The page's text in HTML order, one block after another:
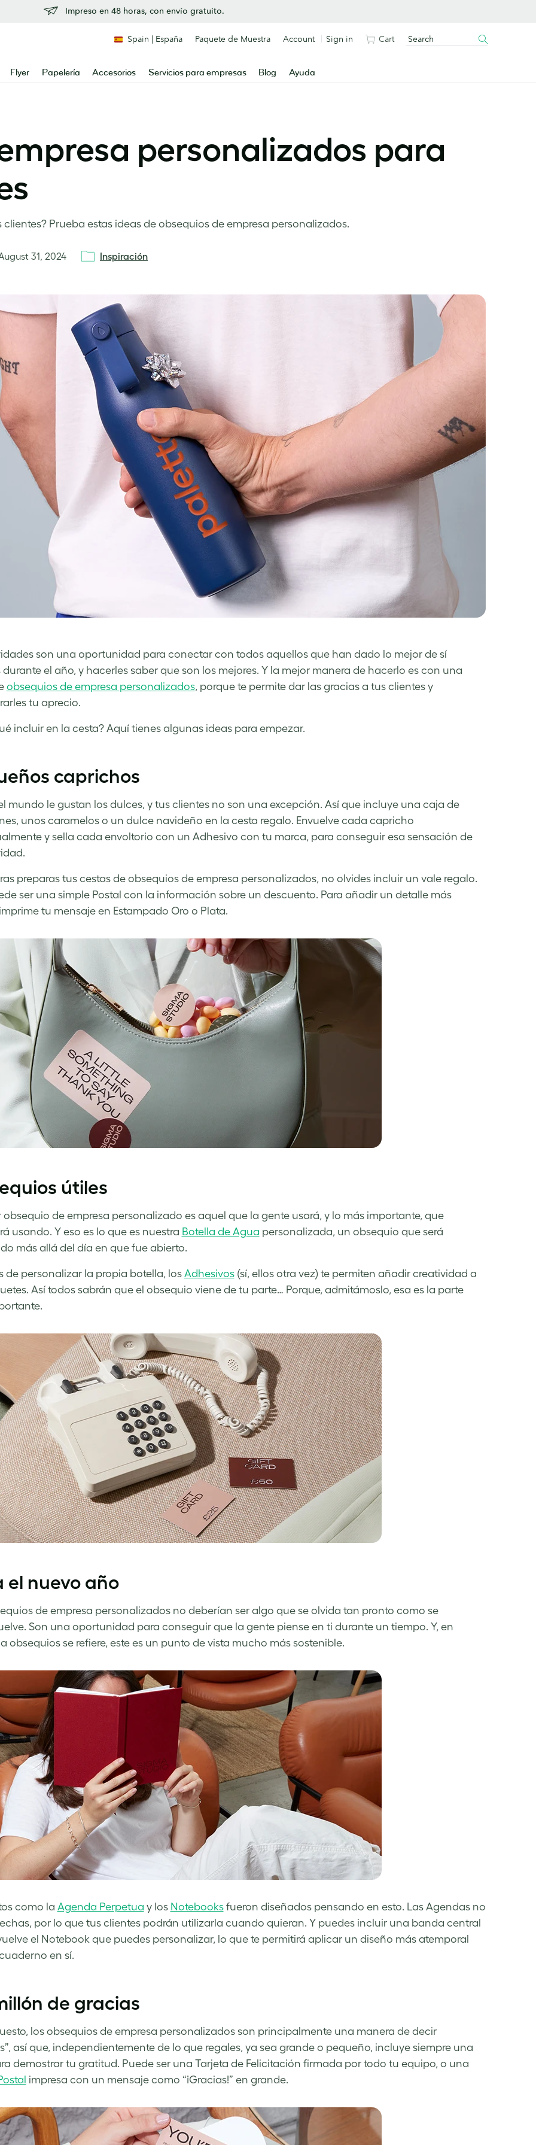
Impreso en 48 horas, con envío gratuito.
Flyer Papelería Accesorios Servicios para empresas Blog Ayuda
Spain | España Paquete de Muestra Account Sign in Cart
personalizados para
Prueba estas ideas de obsequios de empresa personalizados.
31, 2024 Inspiración
son una oportunidad para conectar con todos aquellos que han dado lo mejor de sí
durante el año, y hacerles saber que son los mejores. Y la mejor manera de hacerlo es con una
obsequios de empresa personalizados, porque te permite dar las gracias a tus clientes y
tu aprecio.
incluir en la cesta? Aquí tienes algunas ideas para empezar.
caprichos
mundo le gustan los dulces, y tus clientes no son una excepción. Así que incluye una caja de
unos caramelos o un dulce navideño en la cesta regalo. Envuelve cada capricho
y sella cada envoltorio con un Adhesivo con tu marca, para conseguir esa sensación de
preparas tus cestas de obsequios de empresa personalizados, no olvides incluir un vale regalo.
ser una simple Postal con la información sobre un descuento. Para añadir un detalle más
tu mensaje en Estampado Oro o Plata.
útiles
obsequio de empresa personalizado es aquel que la gente usará, y lo más importante, que
usando. Y eso es lo que es nuestra Botella de Agua personalizada, un obsequio que será
más allá del día en que fue abierto.
de personalizar la propia botella, los Adhesivos(sí, ellos otra vez) te permiten añadir creatividad a
Así todos sabrán que el obsequio viene de tu parte… Porque, admitámoslo, esa es la parte
el nuevo año
de empresa personalizados no deberían ser algo que se olvida tan pronto como se
Son una oportunidad para conseguir que la gente piense en ti durante un tiempo. Y, en
obsequios se refiere, este es un punto de vista mucho más sostenible.
como la Agenda Perpetua y los Notebooksfueron diseñados pensando en esto. Las Agendas no
por lo que tus clientes podrán utilizarla cuando quieran. Y puedes incluir una banda central
el Notebook que puedes personalizar, lo que te permitirá aplicar un diseño más atemporal
en sí.
de gracias
los obsequios de empresa personalizados son principalmente una manera de decir
así que, independientemente de lo que regales, ya sea grande o pequeño, incluye siempre una
demostrar tu gratitud. Puede ser una Tarjeta de Felicitación firmada por todo tu equipo, o una
impresa con un mensaje como “¡Gracias!” en grande.